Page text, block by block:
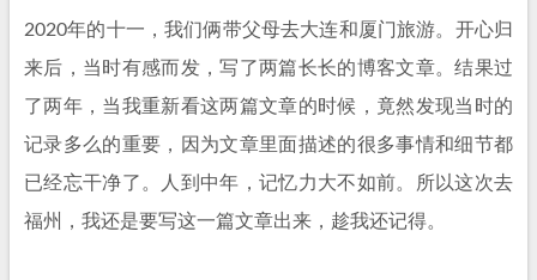
2020年的十一，我们俩带父母去大连和厦门旅游。开心归
来后，当时有感而发，写了两篇长长的博客文章。结果过
了两年，当我重新看这两篇文章的时候，竟然发现当时的
记录多么的重要，因为文章里面描述的很多事情和细节都
已经忘干净了。人到中年，记忆力大不如前。所以这次去
福州，我还是要写这一篇文章出来，趁我还记得。